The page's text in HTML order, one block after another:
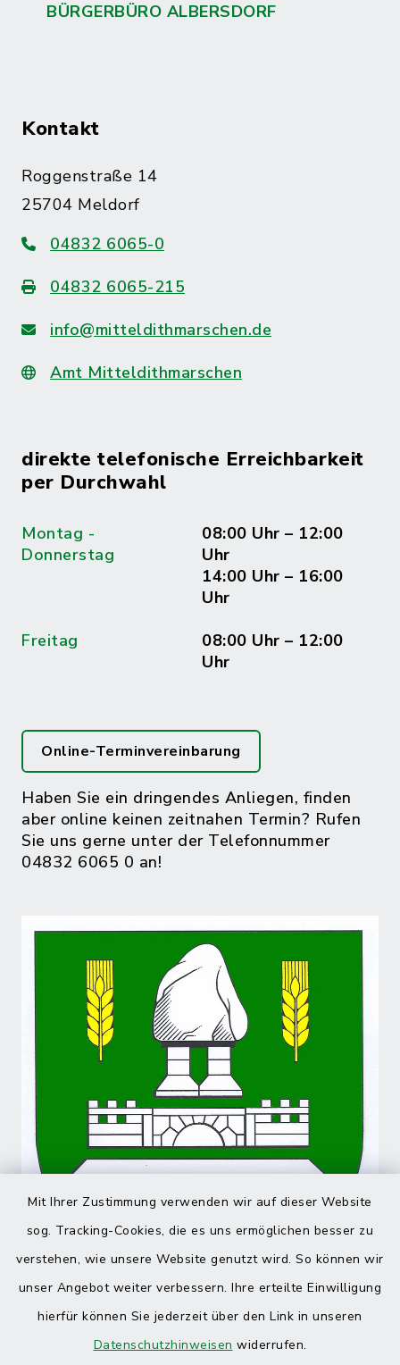
Mit Ihrer Zustimmung verwenden wir auf dieser Website
sog. Tracking-Cookies, die es uns ermöglichen besser zu
verstehen, wie unsere Website genutzt wird. So können wir
unser Angebot weiter verbessern. Ihre erteilte Einwilligung
hierfür können Sie jederzeit über den Link in unseren
Datenschutzhinweisen widerrufen.
BÜRGERBÜRO ALBERSDORF
Kontakt
Roggenstraße 14
25704 Meldorf
04832 6065-0
04832 6065-215
info@mitteldithmarschen.de
Amt Mitteldithmarschen
direkte telefonische Erreichbarkeit
per Durchwahl
Montag -
Donnerstag
08:00 Uhr – 12:00
Uhr
14:00 Uhr – 16:00
Uhr
Freitag
08:00 Uhr – 12:00
Uhr
Online-Terminvereinbarung
Haben Sie ein dringendes Anliegen, finden
aber online keinen zeitnahen Termin? Rufen
Sie uns gerne unter der Telefonnummer
04832 6065 0 an!